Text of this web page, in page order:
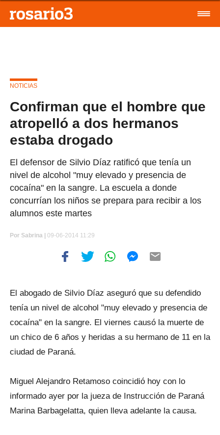
NOTICIAS
Confirman que el hombre que
atropelló a dos hermanos
estaba drogado
El defensor de Silvio Díaz ratificó que tenía un
nivel de alcohol "muy elevado y presencia de
cocaína" en la sangre. La escuela a donde
concurrían los niños se prepara para recibir a los
alumnos este martes
Por Sabrina | 09-06-2014 11:29
El abogado de Silvio Díaz aseguró que su defendido
tenía un nivel de alcohol "muy elevado y presencia de
cocaína" en la sangre. El viernes causó la muerte de
un chico de 6 años y heridas a su hermano de 11 en la
ciudad de Paraná.
Miguel Alejandro Retamoso coincidió hoy con lo
informado ayer por la jueza de Instrucción de Paraná
Marina Barbagelatta, quien lleva adelante la causa.